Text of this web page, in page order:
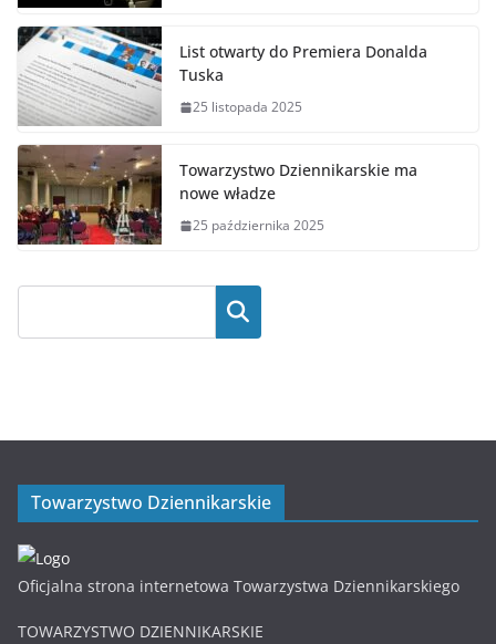
List otwarty do Premiera Donalda
Tuska
25 listopada 2025
Towarzystwo Dziennikarskie ma
nowe władze
25 października 2025
Towarzystwo Dziennikarskie
Oficjalna strona internetowa Towarzystwa Dziennikarskiego
TOWARZYSTWO DZIENNIKARSKIE